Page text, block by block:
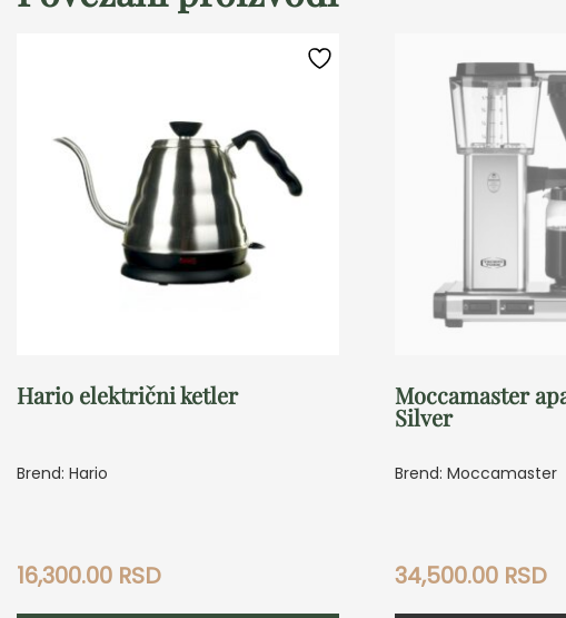
Hario električni ketler
Brend: Hario
16,300.00 RSD
Moccamaster
Silver
Brend: Moccamaster
34,500.00 RSD